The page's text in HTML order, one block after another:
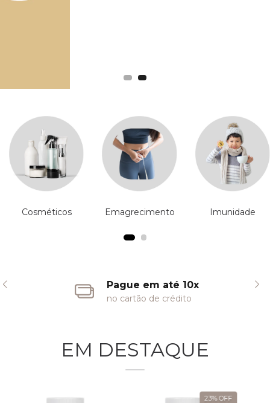
Cosméticos Emagrecimento Imunidade
Pague em até 10x
no cartão de crédito
EM DESTAQUE
23%OFF